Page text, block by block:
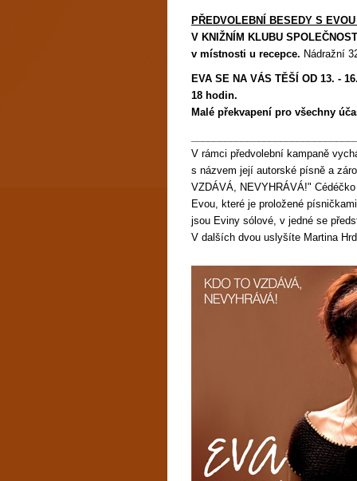
PŘEDVOLEBNÍ BESEDY S
V KNIŽNÍM KLUBU
v místnosti u recepce. Nádražní
EVA SE NA VÁS TĚŠÍ OD 13. -
18 hodin.
Malé překvapení pro všechny
V rámci předvolební kampaně
s názvem její autorské písně a
VZDÁVÁ, NEVYHRÁVÁ!"
Evou, které je proložené
jsou Eviny sólové, v jedné se
V dalších dvou uslyšíte Martina